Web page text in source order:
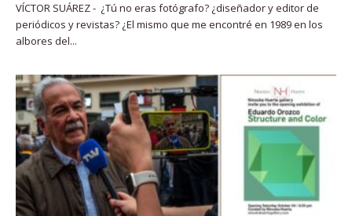
VÍCTOR SUÁREZ - ¿Tú no eras fotógrafo? ¿diseñador y editor de
periódicos y revistas? ¿El mismo que me encontré en 1989 en los
albores del...